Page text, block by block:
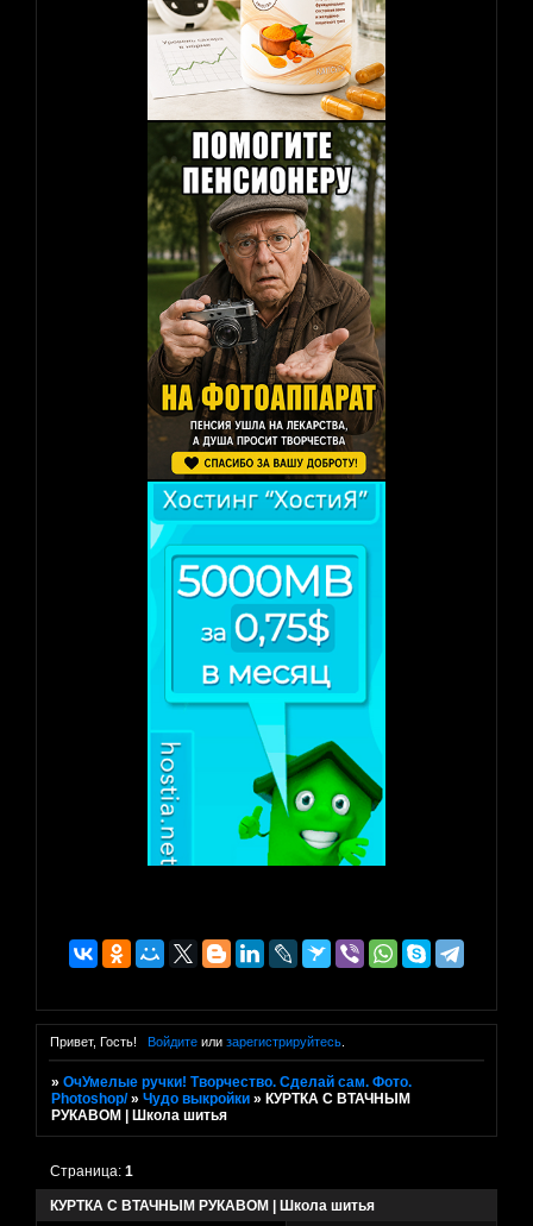
Привет, Гость! Войдитеили зарегистрируйтесь.
»ОчУмелые ручки! Творчество. Сделай сам. Фото.
Photoshop/ »Чудо выкройки » КУРТКА С ВТАЧНЫМ
РУКАВОМ | Школа шитья
КУРТКА С ВТАЧНЫМ РУКАВОМ | Школа шитья
Страница:1